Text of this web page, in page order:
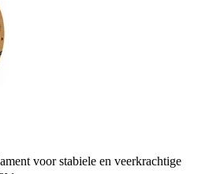
voor stabiele en veerkrachtige